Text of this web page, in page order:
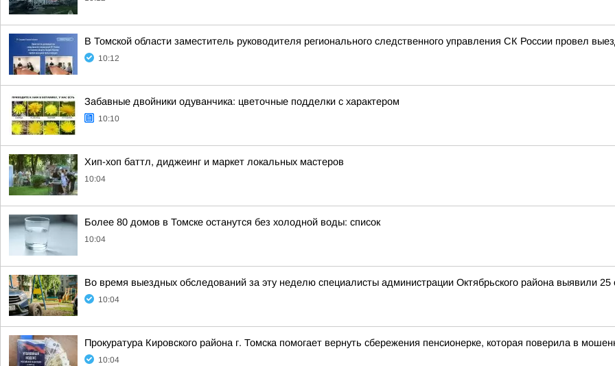
В Томской области заместитель руководителя регионального следственного управления СК России провел
10:12
Забавные двойники одуванчика: цветочные подделки с характером
10:10
Хип-хоп баттл, диджеинг и маркет локальных мастеров
10:04
Более 80 домов в Томске останутся без холодной воды: список
10:04
Во время выездных обследований за эту неделю специалисты администрации Октябрьского района выявили 25
10:04
Прокуратура Кировского района г. Томска помогает вернуть сбережения пенсионерке, которая поверила в
10:04